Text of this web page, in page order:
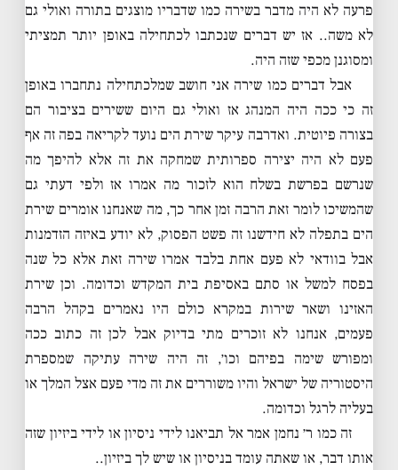
פרעה לא היה מדבר בשירה כמו שדבריו מוצגים בתורה ואולי גם
לא משה.. אז יש דברים שנכתבו לכתחילה באופן יותר תמציתי
ומסוגנן מכפי שזה היה.
אבל דברים כמו שירה אני חושב שמלכתחילה נתחברו באופן
זה כי ככה היה המנהג אז ואולי גם היום ששירים בציבור הם
בצורה פיוטית. ואדרבה עיקר שירת הים נועד לקריאה בפה זה אף
פעם לא היה יצירה ספרותית שמחקה את זה אלא להיפך מה
שנרשם בפרשת בשלח הוא לזכור מה אמרו אז ולפי דעתי גם
שהמשיכו לומר זאת הרבה זמן אחר כך, מה שאנחנו אומרים שירת
הים בתפלה לא חידשנו זה פשט הפסוק, לא יודע באיזה הזדמנות
אבל בוודאי לא פעם אחת בלבד אמרו שירה זאת אלא כל שנה
בפסח למשל או סתם באסיפת בית המקדש וכדומה. וכן שירת
האזינו ושאר שירות במקרא כולם היו נאמרים בקהל הרבה
פעמים, אנחנו לא זוכרים מתי בדיוק אבל לכן זה כתוב ככה
ומפורש שימה בפיהם וכו׳, זה היה שירה עתיקה שמספרת
היסטוריה של ישראל והיו משוררים את זה מדי פעם אצל המלך או
בעליה לרגל וכדומה.
זה כמו ר׳ נחמן אמר אל תביאנו לידי ניסיון או לידי ביזיון שזה
אותו דבר, או שאתה עומד בניסיון או שיש לך ביזיון..